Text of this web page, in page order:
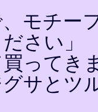
モチー
さい」
ってき
サとツ